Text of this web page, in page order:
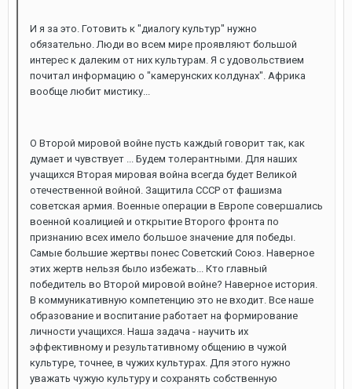
И я за это. Готовить к "диалогу культур" нужно
обязательно. Люди во всем мире проявляют большой
интерес к далеким от них культурам. Я с удовольствием
почитал информацию о "камерунских колдунах". Африка
вообще любит мистику...
О Второй мировой войне пусть каждый говорит так, как
думает и чувствует ... Будем толерантными. Для наших
учащихся Вторая мировая война всегда будет Великой
отечественной войной. Защитила СССР от фашизма
советская армия. Военные операции в Европе совершались
военной коалицией и открытие Второго фронта по
признанию всех имело большое значение для победы.
Самые большие жертвы понес Советский Союз. Наверное
этих жертв нельзя было избежать... Кто главный
победитель во Второй мировой войне? Наверное история.
В коммуникативную компетенцию это не входит. Все наше
образование и воспитание работает на формирование
личности учащихся. Наша задача - научить их
эффективному и результативному общению в чужой
культуре, точнее, в чужих культурах. Для этого нужно
уважать чужую культуру и сохранять собственную